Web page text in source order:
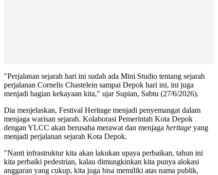
"Perjalanan sejarah hari ini sudah ada Mini Studio tentang sejarah
perjalanan Cornelis Chastelein sampai Depok hari ini, ini juga
menjadi bagian kekayaan kita," ujar Supian, Sabtu (27/6/2026).
Dia menjelaskan, Festival Heritage menjadi penyemangat dalam
menjaga warisan sejarah. Kolaborasi Pemerintah Kota Depok
dengan YLCC akan berusaha merawat dan menjaga heritage yang
menjadi perjalanan sejarah Kota Depok.
"Nanti infrastruktur kita akan lakukan upaya perbaikan, tahun ini
kita perbaiki pedestrian, kalau dimungkinkan kita punya alokasi
anggaran yang cukup, kita juga bisa memiliki atas nama publik,